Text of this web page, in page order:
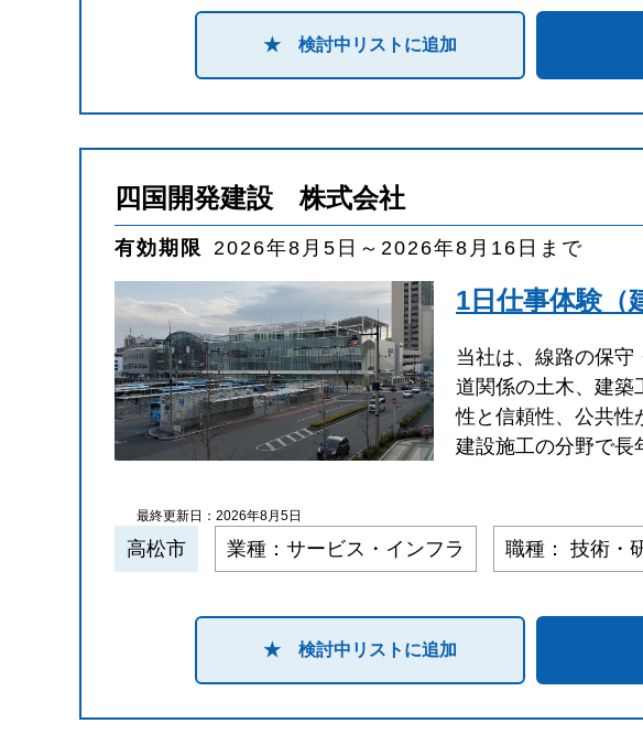
★ 検討中リストに追加
四国開発建設 株式会社
有効期限 2026年8月5日～2026年8月16日まで
1日仕事体験（
当社は、線路の保守
道関係の土木、建築
性と信頼性、公共性
建設施工の分野で
最終更新日：2026年8月5日
高松市 業種：サービス・インフラ 職種： 技術・
★ 検討中リストに追加